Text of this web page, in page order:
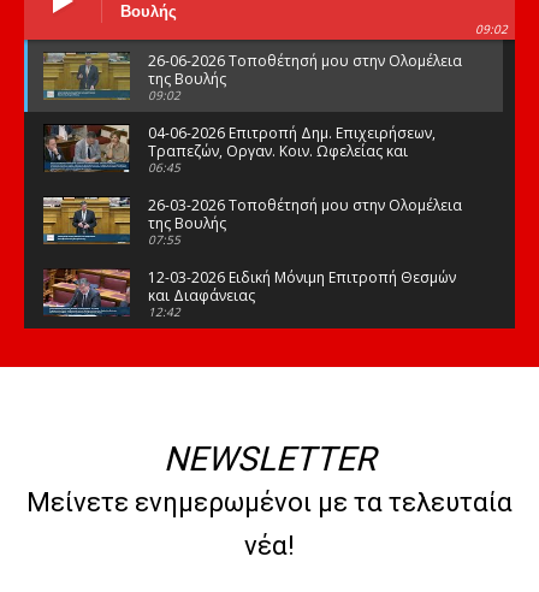
Βουλής
09:02
26-06-2026 Τοποθέτησή μου στην Ολομέλεια
της Βουλής
09:02
04-06-2026 Επιτροπή Δημ. Επιχειρήσεων,
Τραπεζών, Οργαν. Κοιν. Ωφελείας και
Φορέων Κοινων. Ασφάλισης
06:45
26-03-2026 Τοποθέτησή μου στην Ολομέλεια
της Βουλής
07:55
12-03-2026 Ειδική Μόνιμη Επιτροπή Θεσμών
και Διαφάνειας
12:42
της Βουλής
08:47
10-02-2026 Διαρκής Επιτροπή Μορφωτικών
Υποθέσεων
NEWSLETTER
Μείνετε ενημερωμένοι με τα τελευταία
νέα!